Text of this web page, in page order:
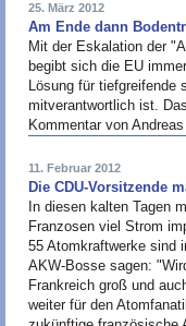
25. März 2012
Am Ende dann
Mit der Eskalation der
begibt sich die EU
Lösung für tiefgreifende
mitverantwortlich ist.
Kommentar von
11. Februar 2012
Die CDU-Vorsitzende
In diesen kalten Tagen
Franzosen viel Strom
55 Atomkraftwerke sind
AKW-Bosse sagen:
Frankreich groß und
weiter für den